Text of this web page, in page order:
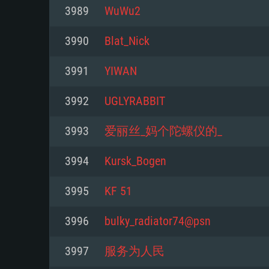
Mínimo
77XX / NVIDIA GeForce GTX
mínima suportada: 720p
Network: Internet de banda larga.
Mínimo
mais recente
Processador: Core i5 2.2GHz
não suportado)
Memória: 6 GB
Placa Gráfica: Intel Iris Pro 5200
mínima suportada: 720p com
Mínimo
do Linux de 64bit
Processador: Dual-Core 2.4 GHz
Memória: 4 GB
Placa Gráfica: NVIDIA 660 com
recentes (não mais de 6
Vulkan (não mais de 6 meses);
3989 WuWu2
3990 Blat_Nick
3991 YIWAN
3992 UGLYRABBIT
3993 爱丽丝_妈个陀螺仪的_
3994 Kursk_Bogen
3995 KF 51
3996 bulky_radiator74@psn
3997 服务为人民